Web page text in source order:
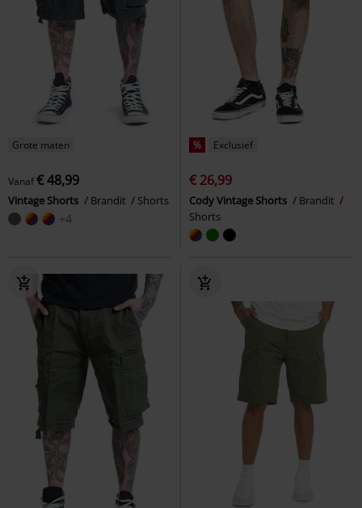
Grote maten
Vanaf€ 48,99
Vintage Shorts Brandit Shorts
+4
% Exclusief
€ 26,99
Cody Vintage Shorts
Brandit
Shorts